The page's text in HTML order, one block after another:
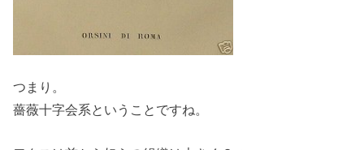
つまり。
薔薇十字会系ということですね。